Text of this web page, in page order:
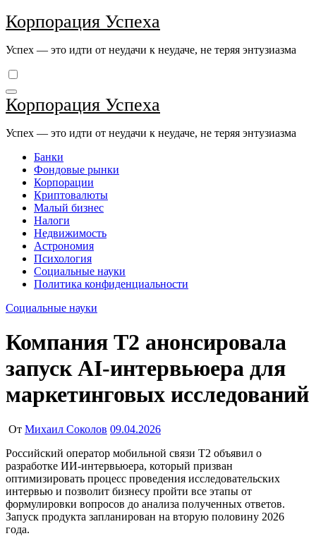
Перейти
к
Корпорация Успеха
Успех — это идти от неудачи к неудаче, не теряя энтузиазма
Корпорация Успеха
Успех — это идти от неудачи к неудаче, не теряя энтузиазма
Банки
Фондовые рынки
Корпорации
Криптовалюты
Малый бизнес
Налоги
Недвижимость
Астрономия
Психология
Социальные науки
Политика конфиденциальности
Социальные науки
Компания Т2 анонсировала
запуск AI-интервьюера для
маркетинговых исследований
От Михаил Соколов 09.04.2026
Российский оператор мобильной связи Т2 объявил о
разработке ИИ-интервьюера, который призван
оптимизировать процесс проведения исследовательских
интервью и позволит бизнесу пройти все этапы от
формулировки вопросов до анализа полученных ответов.
Запуск продукта запланирован на вторую половину 2026
года.